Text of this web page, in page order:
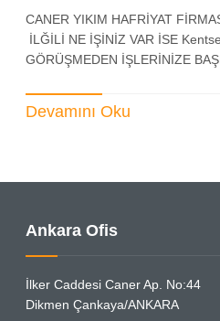
CANER YIKIM HAFRİYAT
İLĞİLİ NE İŞİNİZ VAR İSE
GÖRÜŞMEDEN İŞLERİNİZE
Devamını Oku
Ankara Ofis
İlker Caddesi Caner Ap. No:44
Dikmen Çankaya/ANKARA